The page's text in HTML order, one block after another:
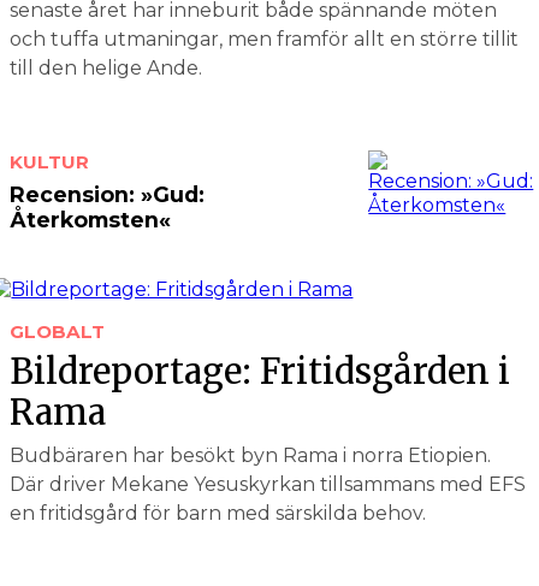
senaste året har inneburit både spännande möten
och tuffa utmaningar, men framför allt en större tillit
till den helige Ande.
KULTUR
Recension: »Gud:
Återkomsten«
GLOBALT
Bildreportage: Fritidsgården i
Rama
Budbäraren har besökt byn Rama i norra Etiopien.
Där driver Mekane Yesuskyrkan tillsammans med EFS
en fritidsgård för barn med särskilda behov.